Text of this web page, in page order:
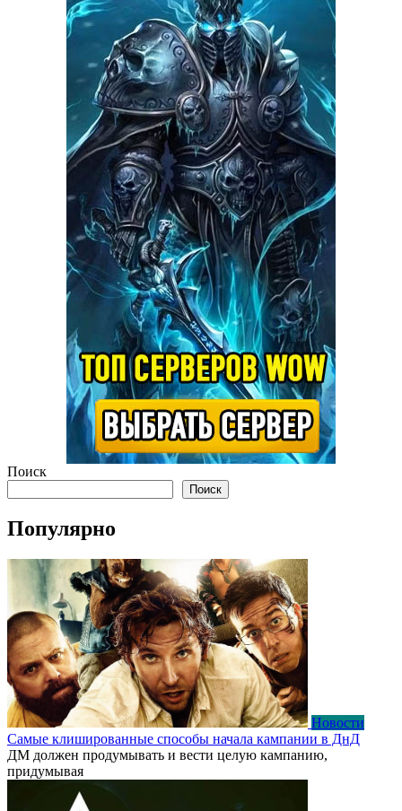
Поиск
Поиск
Популярно
Новости
Самые клишированные способы начала кампании в ДнД
ДМ должен продумывать и вести целую кампанию,
придумывая